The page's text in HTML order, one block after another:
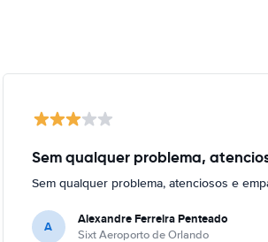
Sem qualquer problema,
Sem qualquer problema, atenciosos e
A Alexandre Ferreira Penteado
Sixt Aeroporto de Orlando